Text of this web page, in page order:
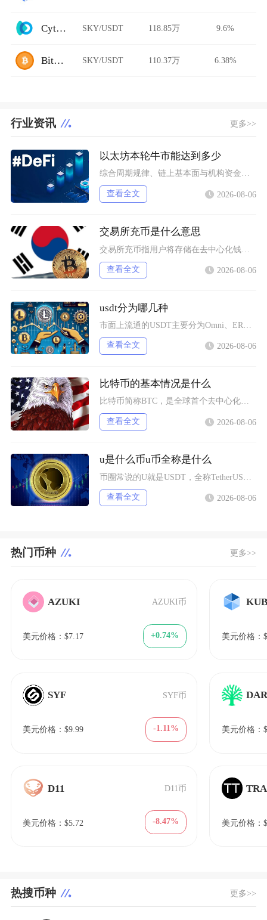
Cytoswap SKY/USDT 118.85万 9.6%
BitFlip SKY/USDT 110.37万 6.38%
行业资讯 更多>>
以太坊本轮牛市能达到多少
综合周期规律、链上基本面与机构资金预期，以太坊本轮牛市基准冲顶区间在8000至12000美
查看全文 2026-08-06
交易所充币是什么意思
查看全文 2026-08-06
usdt分为哪几种
查看全文 2026-08-06
比特币的基本情况是什么
比特币简称BTC，是全球首个去中心化加密数字资产，依托区块链与工作量证明机制运行，无任何中
查看全文 2026-08-06
u是什么币u币全称是什么
查看全文 2026-08-06
热门币种 更多>>
AZUKI AZUKI币
美元价格：$7.17 +0.74%
SYF SYF币
美元价格：$9.99 -1.11%
D11 D11币
美元价格：$5.72 -8.47%
美元价格：
美元价格：
美元价格：
热搜币种 更多>>